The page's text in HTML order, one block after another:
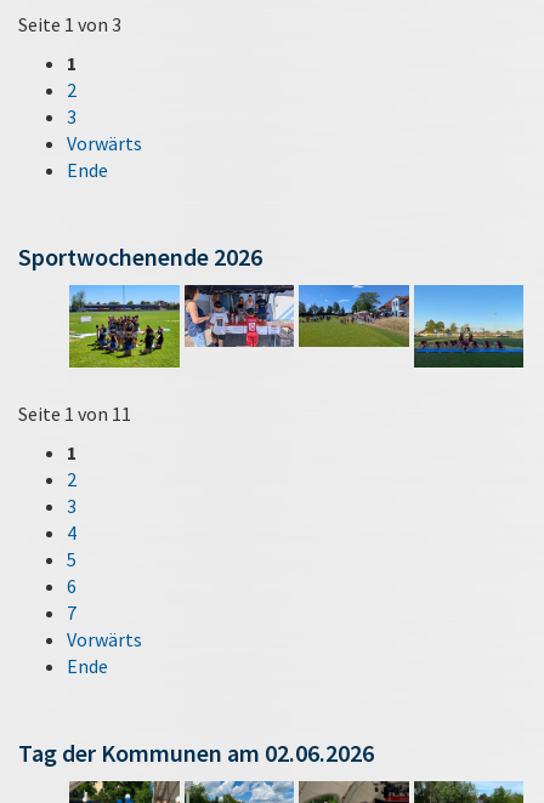
Seite 1 von 3
1
2
3
Vorwärts
Ende
Sportwochenende 2026
Seite 1 von 11
1
2
3
4
5
6
7
Vorwärts
Ende
Tag der Kommunen am 02.06.2026